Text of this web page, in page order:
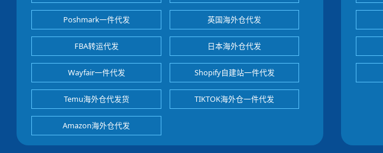
Poshmark一件代发 英国海外仓代发
FBA转运代发 日本海外仓代发
Wayfair一件代发 Shopify自建站一件代发
Temu海外仓代发货 TIKTOK海外仓一件代发
Amazon海外仓代发